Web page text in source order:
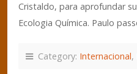
Cristaldo, para aprofundar
Ecologia Química. Paulo
Category: Internacional,